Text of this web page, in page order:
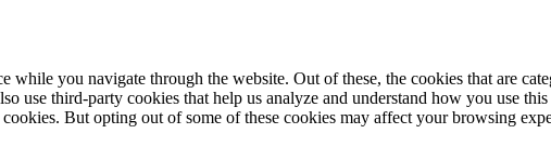
you navigate through the website. Out of these, the cookies that are
use third-party cookies that help us analyze and understand how you use
But opting out of some of these cookies may affect your browsing